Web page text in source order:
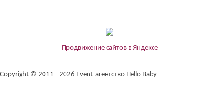
Продвижение сайтов в Яндексе
Copyright © 2011 - 2026 Event-агентство Hello Baby